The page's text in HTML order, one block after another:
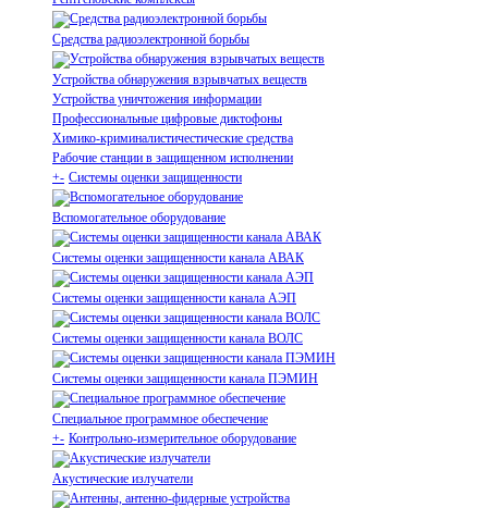
Средства радиоэлектронной борьбы
Устройства обнаружения взрывчатых веществ
Устройства уничтожения информации
Профессиональные цифровые диктофоны
Химико-криминалистичестические средства
Рабочие станции в защищенном исполнении
+- Системы оценки защищенности
Вспомогательное оборудование
Системы оценки защищенности канала АВАК
Системы оценки защищенности канала АЭП
Системы оценки защищенности канала ВОЛС
Системы оценки защищенности канала ПЭМИН
Специальное программное обеспечение
+- Контрольно-измерительное оборудование
Акустические излучатели